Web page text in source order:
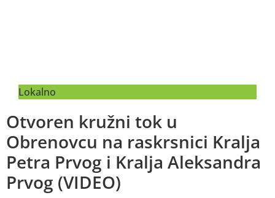
Lokalno
Otvoren kružni tok u
Obrenovcu na raskrsnici Kralja
Petra Prvog i Kralja Aleksandra
Prvog (VIDEO)